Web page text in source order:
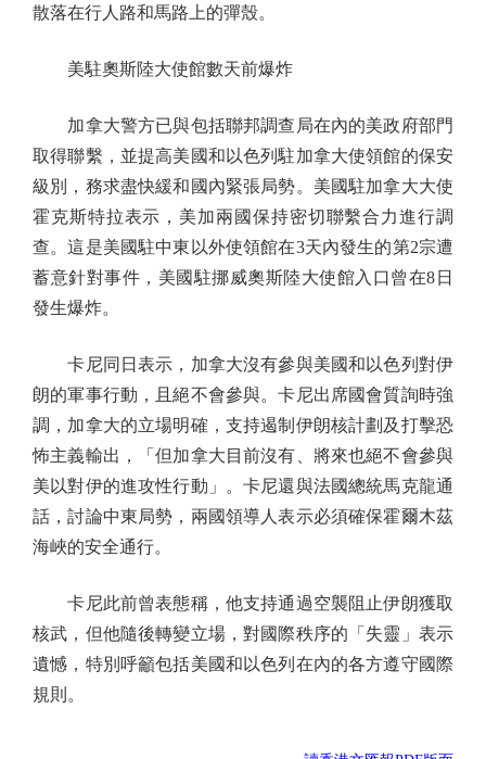
散落在行人路和馬路上的彈殼。
美駐奧斯陸大使館數天前爆炸
加拿大警方已與包括聯邦調查局在內的美政府部門
取得聯繫，並提高美國和以色列駐加拿大使領館的保安
級別，務求盡快緩和國內緊張局勢。美國駐加拿大大使
霍克斯特拉表示，美加兩國保持密切聯繫合力進行調
查。這是美國駐中東以外使領館在3天內發生的第2宗遭
蓄意針對事件，美國駐挪威奧斯陸大使館入口曾在8日
發生爆炸。
卡尼同日表示，加拿大沒有參與美國和以色列對伊
朗的軍事行動，且絕不會參與。卡尼出席國會質詢時強
調，加拿大的立場明確，支持遏制伊朗核計劃及打擊恐
怖主義輸出，「但加拿大目前沒有、將來也絕不會參與
美以對伊的進攻性行動」。卡尼還與法國總統馬克龍通
話，討論中東局勢，兩國領導人表示必須確保霍爾木茲
海峽的安全通行。
卡尼此前曾表態稱，他支持通過空襲阻止伊朗獲取
核武，但他隨後轉變立場，對國際秩序的「失靈」表示
遺憾，特別呼籲包括美國和以色列在內的各方遵守國際
規則。